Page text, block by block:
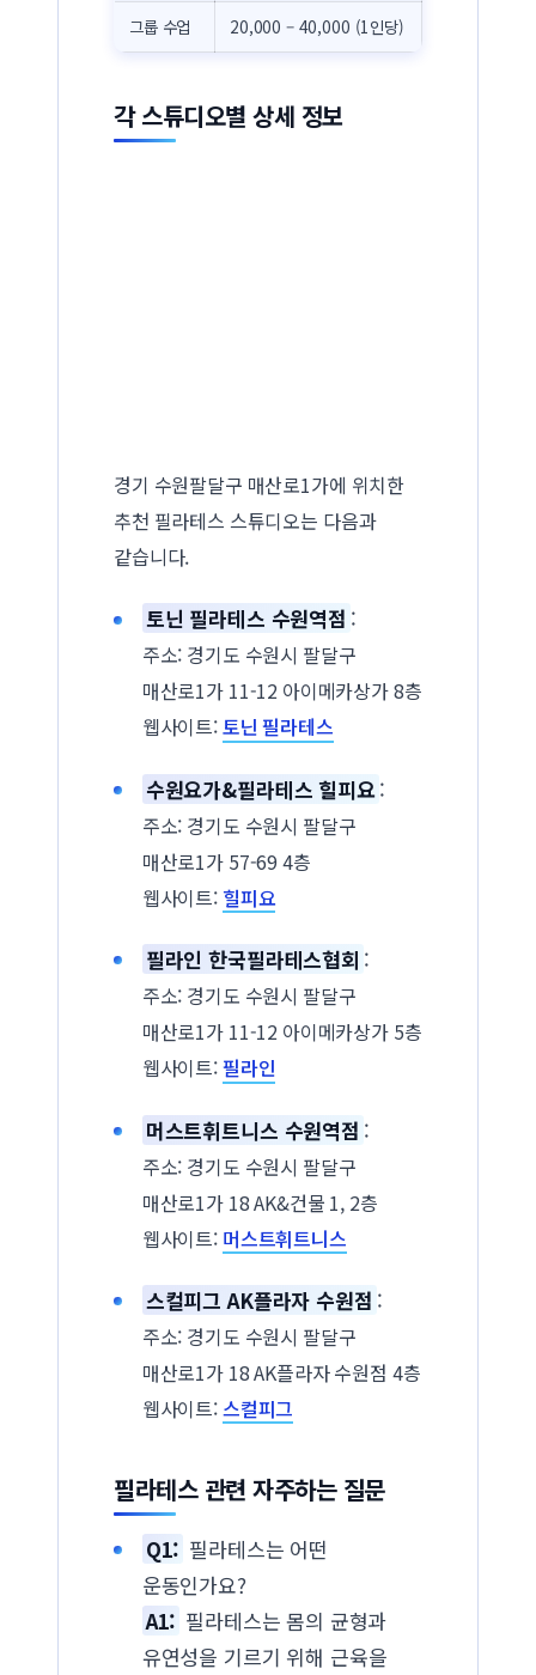
그룹 수업 20,000 – 40,000 (1인당)
각 스튜디오별 상세 정보
경기 수원팔달구 매산로1가에 위치한
추천 필라테스 스튜디오는 다음과
같습니다.
토닌 필라테스 수원역점 :
주소: 경기도 수원시 팔달구
매산로1가 11-12 아이메카상가 8층
웹사이트:토닌 필라테스
수원요가&필라테스 힐피요:
주소: 경기도 수원시 팔달구
매산로1가 57-69 4층
웹사이트: 힐피요
필라인 한국필라테스협회 :
주소: 경기도 수원시 팔달구
매산로1가 11-12 아이메카상가 5층
웹사이트:필라인
머스트휘트니스 수원역점 :
주소: 경기도 수원시 팔달구
매산로1가 18 AK&건물 1, 2층
웹사이트: 머스트휘트니스
스컬피그 AK플라자 수원점 :
주소: 경기도 수원시 팔달구
매산로1가 18 AK플라자 수원점 4층
웹사이트:스컬피그
필라테스 관련 자주하는 질문
Q1: 필라테스는 어떤
운동인가요?
A1: 필라테스는 몸의 균형과
유연성을 기르기 위해 근육을